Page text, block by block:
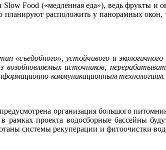
Slow Food («медленная еда»), ведь фрукты
расположить у панорамных
«съедобного», устойчивого и
возобновляемых источников,
коммуникационным технологиям.
организация большого
проекта водосборные бассейны
системы рекуперации и фитоочистки